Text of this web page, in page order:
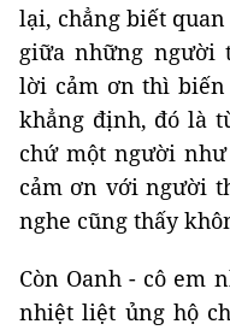
lại, chẳng biết
giữa những người
lời cảm ơn thì biến
khẳng định, đó là
chứ một người
cảm ơn với người
nghe cũng thấy
Còn Oanh - cô em
nhiệt liệt ủng hộ